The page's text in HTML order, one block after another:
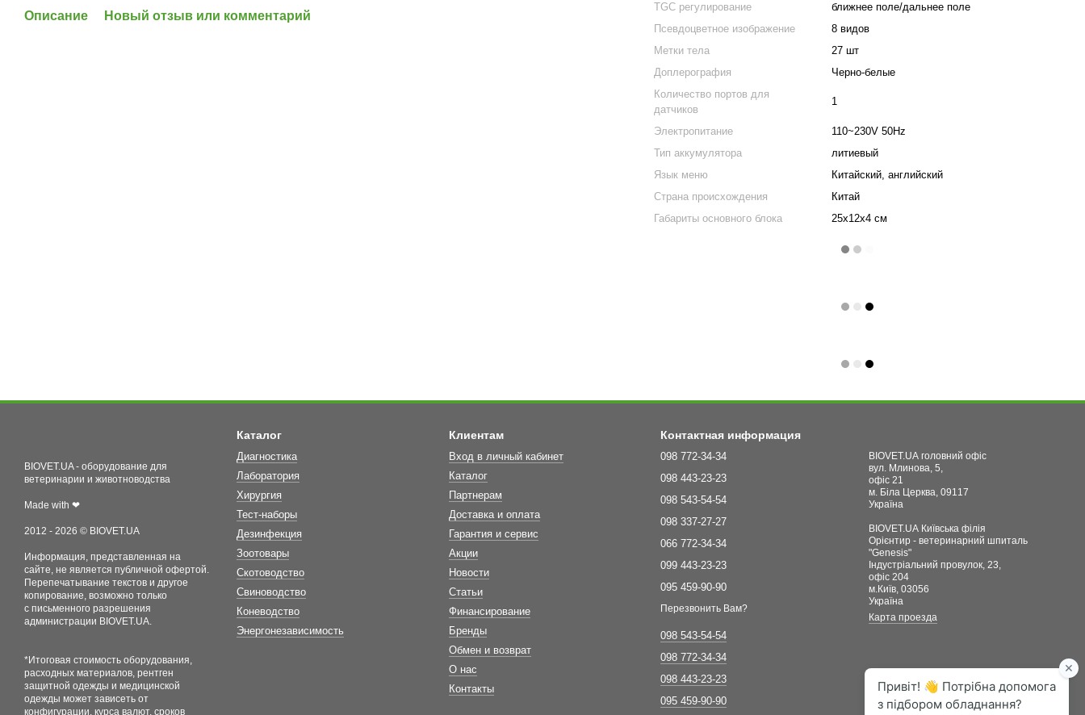
Описание Новый отзыв или комментарий
TGC регулирование
ближнее поле/дальнее поле
Псевдоцветное изображение
8 видов
Метки тела
27 шт
Доплерография
Черно-белые
Количество портов для
датчиков
1
Электропитание
110~230V 50Hz
Тип аккумулятора
литиевый
Язык меню
Китайский, английский
Страна происхождения
Китай
Габариты основного блока
25x12x4 см
BIOVET.UA - оборудование для
ветеринарии и животноводства
Made with ❤
2012 - 2026 © BIOVET.UA
Информация, представленная на
сайте, не является публичной офертой.
Перепечатывание текстов и другое
копирование, возможно только
с письменного разрешения
администрации BIOVET.UA.
*Итоговая стоимость оборудования,
расходных материалов, рентген
защитной одежды и медицинской
одежды может зависеть от
конфигурации, курса валют, сроков
Каталог
Диагностика
Лаборатория
Хирургия
Тест-наборы
Дезинфекция
Зоотовары
Скотоводство
Свиноводство
Коневодство
Энергонезависимость
Клиентам
Вход в личный кабинет
Каталог
Партнерам
Доставка и оплата
Гарантия и сервис
Акции
Новости
Статьи
Финансирование
Бренды
Обмен и возврат
О нас
Контакты
Контактная информация
098 772-34-34
098 443-23-23
098 543-54-54
098 337-27-27
066 772-34-34
099 443-23-23
095 459-90-90
Перезвонить Вам?
098 543-54-54
098 772-34-34
098 443-23-23
095 459-90-90
BIOVET.UA головний офіс
вул. Млинова, 5,
офіс 21
м. Біла Церква, 09117
Україна
BIOVET.UA Київська філія
Орієнтир - ветеринарний шпиталь
"Genesis"
Індустріальний провулок, 23,
офіс 204
м.Київ, 03056
Україна
Карта проезда